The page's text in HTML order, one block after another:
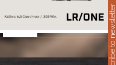
Subscribe